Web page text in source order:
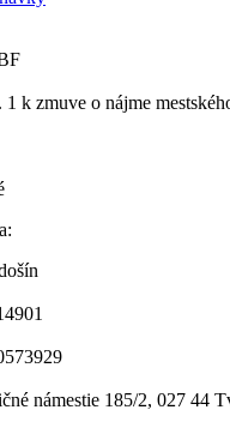
k zmuve o nájme
námestie 185/2, 027 44